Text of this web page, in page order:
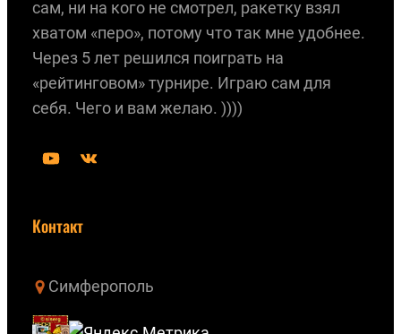
сам, ни на кого не смотрел, ракетку взял
хватом «перо», потому что так мне удобнее.
Через 5 лет решился поиграть на
«рейтинговом» турнире. Играю сам для
себя. Чего и вам желаю. ))))
Y
u
b
e
В
о
а
к
Контакт
Симферополь